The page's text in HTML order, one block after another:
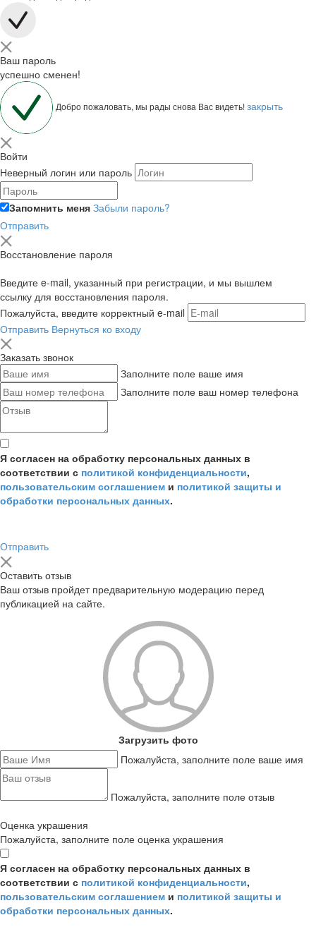
Ваш пароль
успешно сменен!
Добро пожаловать, мы рады снова Вас видеть!закрыть
Войти
Неверный логин или пароль
Запомнить меня Забыли пароль?
Отправить
Восстановление пароля
Введите e-mail, указанный при регистрации, и мы вышлем
ссылку для восстановления пароля.
Пожалуйста, введите корректный e-mail
Отправить Вернуться ко входу
Заказать звонок
Заполните поле ваше имя
Заполните поле ваш номер телефона
Я согласен на обработку персональных данных в
соответствии с политикой конфиденциальности,
пользовательским соглашением и политикой защиты и
обработки персональных данных.
Отправить
Оставить отзыв
Ваш отзыв пройдет предварительную модерацию перед
публикацией на сайте.
Загрузить фото
Пожалуйста, заполните поле ваше имя
Пожалуйста, заполните поле отзыв
Оценка украшения
Пожалуйста, заполните поле оценка украшения
Я согласен на обработку персональных данных в
соответствии с политикой конфиденциальности,
пользовательским соглашением и политикой защиты и
обработки персональных данных.